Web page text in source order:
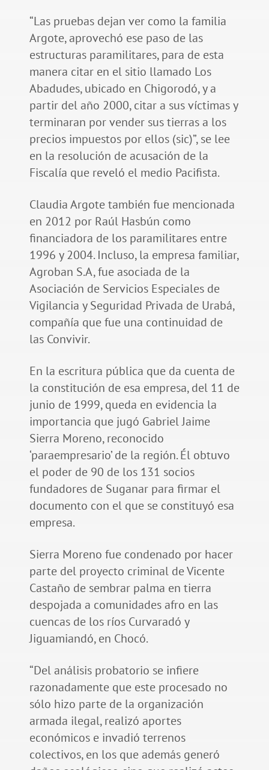
“Las pruebas dejan ver como la familia
Argote, aprovechó ese paso de las
estructuras paramilitares, para de esta
manera citar en el sitio llamado Los
Abadudes, ubicado en Chigorodó, y a
partir del año 2000, citar a sus víctimas y
terminaran por vender sus tierras a los
precios impuestos por ellos (sic)”, se lee
en la resolución de acusación de la
Fiscalía que reveló el medio Pacifista.
Claudia Argote también fue mencionada
en 2012 por Raúl Hasbún como
financiadora de los paramilitares entre
1996 y 2004. Incluso, la empresa familiar,
Agroban S.A, fue asociada de la
Asociación de Servicios Especiales de
Vigilancia y Seguridad Privada de Urabá,
compañía que fue una continuidad de
las Convivir.
En la escritura pública que da cuenta de
la constitución de esa empresa, del 11 de
junio de 1999, queda en evidencia la
importancia que jugó Gabriel Jaime
Sierra Moreno, reconocido
‘paraempresario’ de la región. Él obtuvo
el poder de 90 de los 131 socios
fundadores de Suganar para firmar el
documento con el que se constituyó esa
empresa.
Sierra Moreno fue condenado por hacer
parte del proyecto criminal de Vicente
Castaño de sembrar palma en tierra
despojada a comunidades afro en las
cuencas de los ríos Curvaradó y
Jiguamiandó, en Chocó.
“Del análisis probatorio se infiere
razonadamente que este procesado no
sólo hizo parte de la organización
armada ilegal, realizó aportes
económicos e invadió terrenos
colectivos, en los que además generó